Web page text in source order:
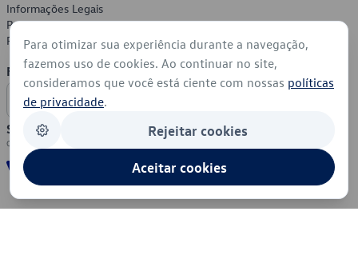
Informações Legais
Política de Privacidade
Política de Cookies
Formas de Pagamento
Segurança
Para otimizar sua experiência durante a navegação,
fazemos uso de cookies. Ao continuar no site,
consideramos que você está ciente com nossas políticas
de privacidade.
Rejeitar cookies
Aceitar cookies